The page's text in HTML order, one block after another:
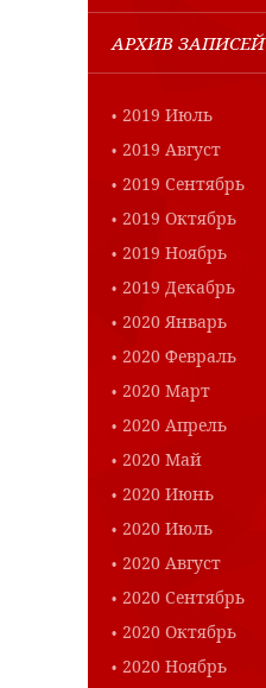
АРХИВ ЗАПИСЕЙ
2019 Июль
2019 Август
2019 Сентябрь
2019 Октябрь
2019 Ноябрь
2019 Декабрь
2020 Январь
2020 Февраль
2020 Март
2020 Апрель
2020 Май
2020 Июнь
2020 Июль
2020 Август
2020 Сентябрь
2020 Октябрь
2020 Ноябрь